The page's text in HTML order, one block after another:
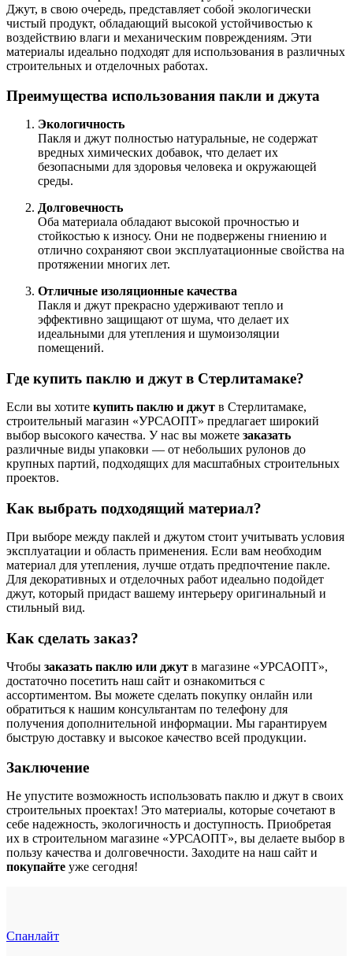
Джут, в свою очередь, представляет собой экологически
чистый продукт, обладающий высокой устойчивостью к
воздействию влаги и механическим повреждениям. Эти
материалы идеально подходят для использования в различных
строительных и отделочных работах.
Преимущества использования пакли и джута
Экологичность
Пакля и джут полностью натуральные, не содержат
вредных химических добавок, что делает их
безопасными для здоровья человека и окружающей
среды.
Долговечность
Оба материала обладают высокой прочностью и
стойкостью к износу. Они не подвержены гниению и
отлично сохраняют свои эксплуатационные свойства на
протяжении многих лет.
Отличные изоляционные качества
Пакля и джут прекрасно удерживают тепло и
эффективно защищают от шума, что делает их
идеальными для утепления и шумоизоляции
помещений.
Где купить паклю и джут в Стерлитамаке?
Если вы хотите купить паклю и джут в Стерлитамаке,
строительный магазин «УРСАОПТ» предлагает широкий
выбор высокого качества. У нас вы можете заказать
различные виды упаковки — от небольших рулонов до
крупных партий, подходящих для масштабных строительных
проектов.
Как выбрать подходящий материал?
При выборе между паклей и джутом стоит учитывать условия
эксплуатации и область применения. Если вам необходим
материал для утепления, лучше отдать предпочтение пакле.
Для декоративных и отделочных работ идеально подойдет
джут, который придаст вашему интерьеру оригинальный и
стильный вид.
Как сделать заказ?
Чтобы заказать паклю или джут в магазине «УРСАОПТ»,
достаточно посетить наш сайт и ознакомиться с
ассортиментом. Вы можете сделать покупку онлайн или
обратиться к нашим консультантам по телефону для
получения дополнительной информации. Мы гарантируем
быструю доставку и высокое качество всей продукции.
Заключение
Не упустите возможность использовать паклю и джут в своих
строительных проектах! Это материалы, которые сочетают в
себе надежность, экологичность и доступность. Приобретая
их в строительном магазине «УРСАОПТ», вы делаете выбор в
пользу качества и долговечности. Заходите на наш сайт и
покупайте уже сегодня!
Спанлайт